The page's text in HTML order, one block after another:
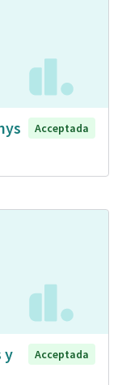
Acceptada
y
Acceptada